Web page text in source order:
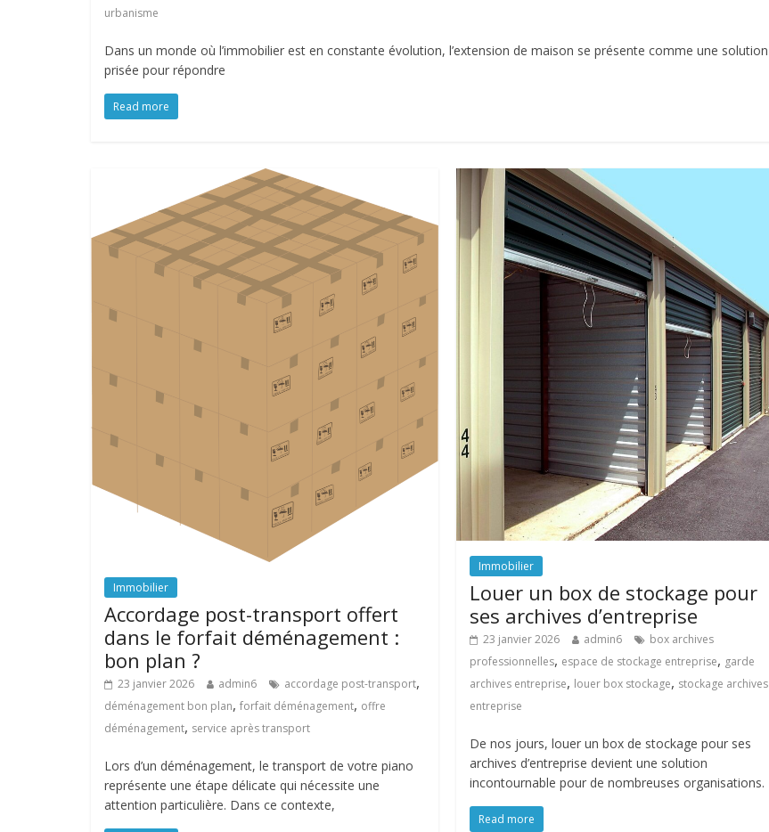
urbanisme
Dans un monde où l’immobilier est en constante évolution, l’extension de maison se présente comme une solution
prisée pour répondre
Read more
Immobilier
Accordage post-transport offert
dans le forfait déménagement :
bon plan ?
23 janvier 2026 admin6 accordage post-transport,
déménagement bon plan, forfait déménagement, offre
déménagement, service après transport
Lors d’un déménagement, le transport de votre piano
représente une étape délicate qui nécessite une
attention particulière. Dans ce contexte,
Immobilier
Louer un box de stockage pour
ses archives d’entreprise
23 janvier 2026 admin6
box archives
professionnelles, espace de stockage entreprise, garde
archives entreprise, louer box stockage, stockage archives
entreprise
De nos jours, louer un box de stockage pour ses
archives d’entreprise devient une solution
incontournable pour de nombreuses organisations.
Read more